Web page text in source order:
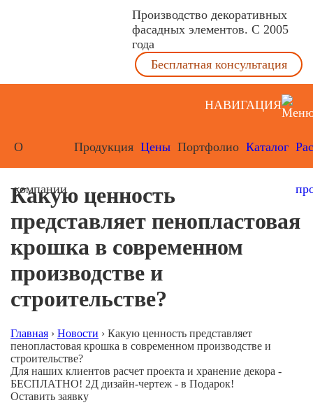
Производство декоративных
фасадных элементов. С 2005
года
Бесплатная консультация
НАВИГАЦИЯ
О
компании
Продукция Цены Портфолио Каталог
Какую ценность
представляет пенопластовая
крошка в современном
производстве и
строительстве?
Главная › Новости › Какую ценность представляет
пенопластовая крошка в современном производстве и
строительстве?
Для наших клиентов расчет проекта и хранение декора -
БЕСПЛАТНО! 2Д дизайн-чертеж - в Подарок!
Оставить заявку